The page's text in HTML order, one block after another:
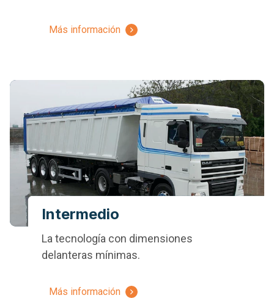
Más información
Intermedio
La tecnología con dimensiones
delanteras mínimas.
Más información